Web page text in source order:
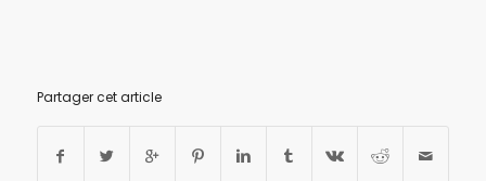
Partager cet article